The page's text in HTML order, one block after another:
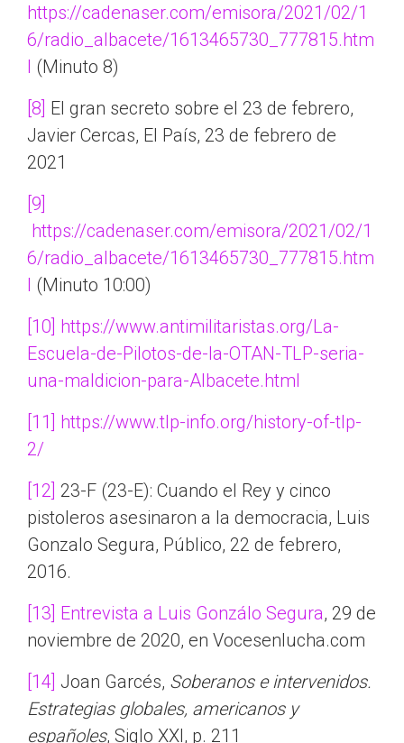
https://cadenaser.com/emisora/2021/02/1
6/radio_albacete/1613465730_777815.htm
l (Minuto 8)
[8] El gran secreto sobre el 23 de febrero,
Javier Cercas, El País, 23 de febrero de
2021
[9]
https://cadenaser.com/emisora/2021/02/1
6/radio_albacete/1613465730_777815.htm
l (Minuto 10:00)
[10] https://www.antimilitaristas.org/La-
Escuela-de-Pilotos-de-la-OTAN-TLP-seria-
una-maldicion-para-Albacete.html
[11] https://www.tlp-info.org/history-of-tlp-
2/
[12] 23-F (23-E): Cuando el Rey y cinco
pistoleros asesinaron a la democracia, Luis
Gonzalo Segura, Público, 22 de febrero,
2016.
[13] Entrevista a Luis Gonzálo Segura, 29 de
noviembre de 2020, en Vocesenlucha.com
[14] Joan Garcés, Soberanos e intervenidos.
Estrategias globales, americanos y
españoles, Siglo XXI, p. 211